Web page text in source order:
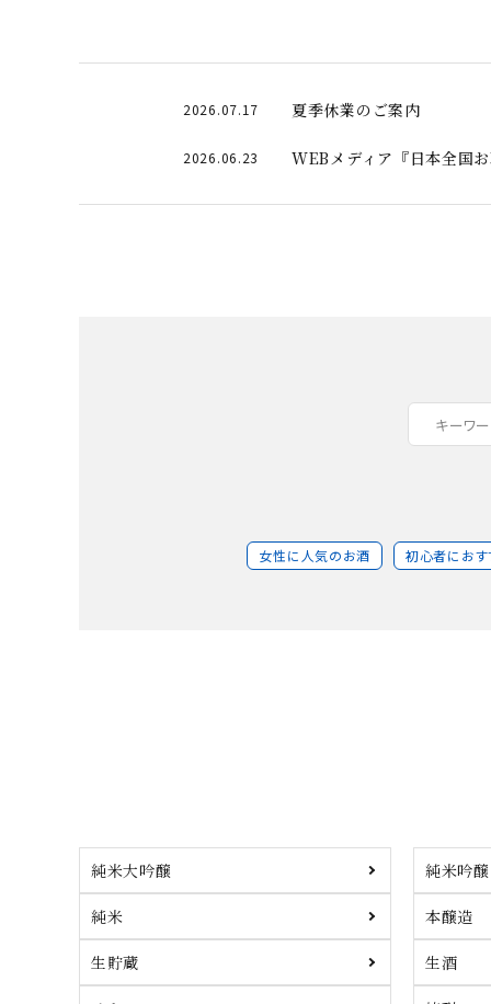
2026.07.17 夏季休業のご案内
2026.06.23 WEBメディア『日本全国
女性に人気のお酒 初心者にお
純米大吟醸 純米吟醸
純米 本醸造
生貯蔵 生酒